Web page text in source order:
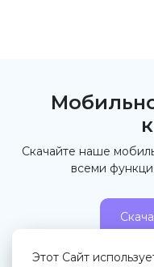
Этот Сайт
Скачайте наше
всеми